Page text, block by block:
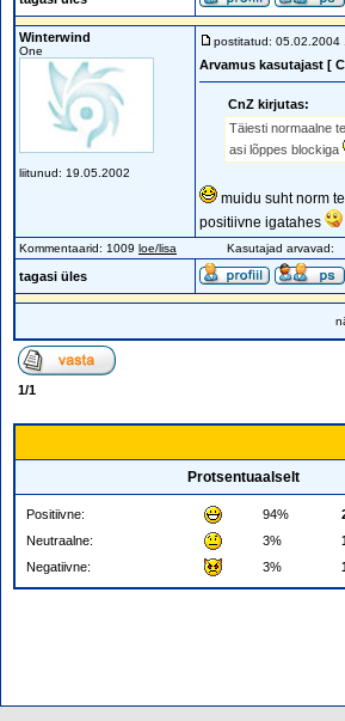
Winterwind
One
liitunud: 19.05.2002
postitatud: 05.02.2004
Arvamus kasutajast [
CnZ kirjutas:
Täiesti normaalne
asi lõppes blockiga
muidu suht norm
positiivne igatahes
Kommentaarid: 1009 loe/lisa Kasutajad arvavad:
tagasi üles
1/1
Protsentuaalselt
Positiivne: 94%
Neutraalne:
3%
Negatiivne:
3%